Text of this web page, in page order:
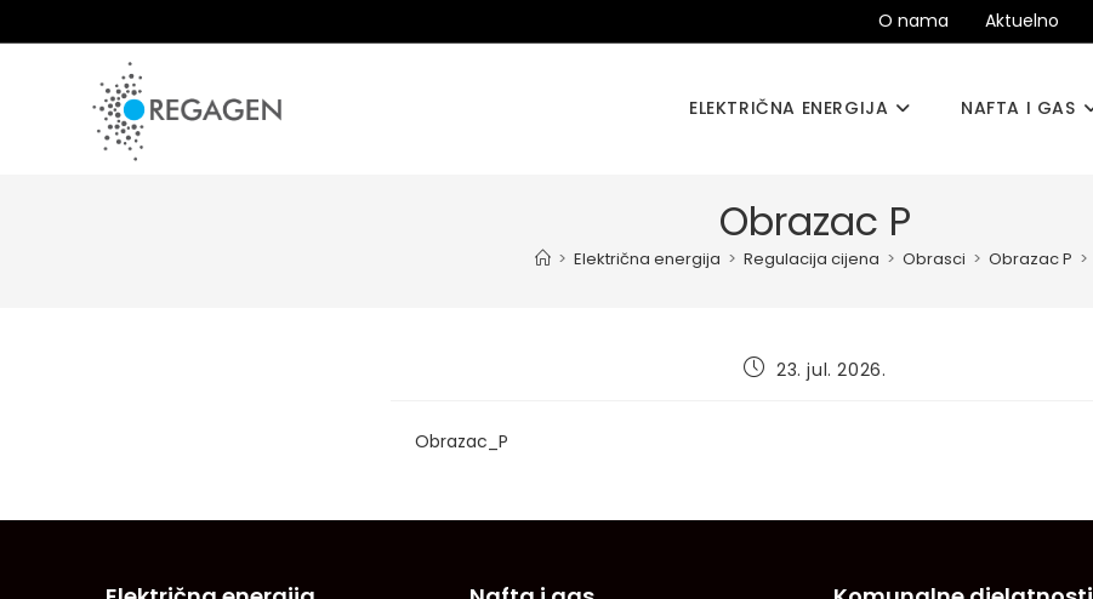
to
O nama Aktuelno
ELEKTRIČNA ENERGIJA NAFTA I GAS
Obrazac P
> Električna energija > Regulacija cijena > Obrasci > Obrazac P >
Post23. jul. 2026.
Obrazac_P